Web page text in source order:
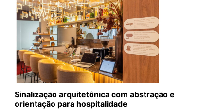
Sinalização arquitetônica com abstração e
orientação para hospitalidade